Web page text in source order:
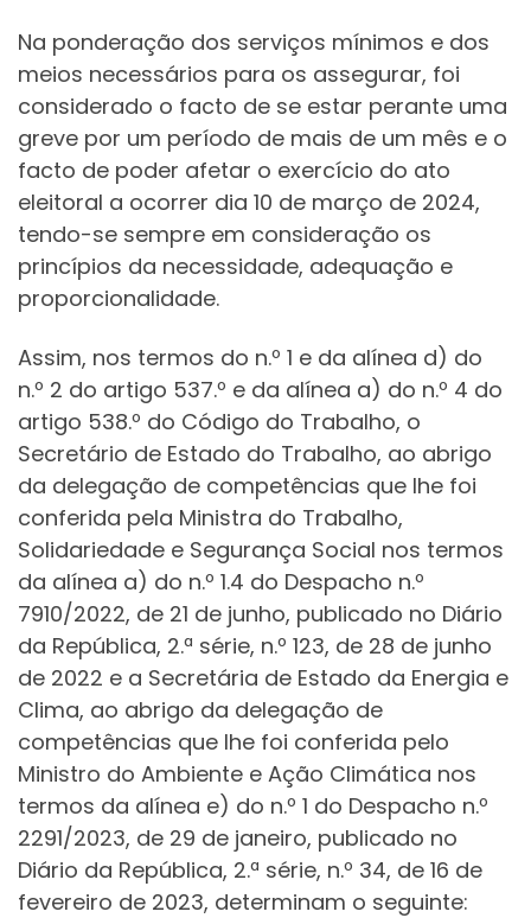
Na ponderação dos serviços mínimos e dos
meios necessários para os assegurar, foi
considerado o facto de se estar perante uma
greve por um período de mais de um mês e o
facto de poder afetar o exercício do ato
eleitoral a ocorrer dia 10 de março de 2024,
tendo-se sempre em consideração os
princípios da necessidade, adequação e
proporcionalidade.
Assim, nos termos do n.º 1 e da alínea d) do
n.º 2 do artigo 537.º e da alínea a) do n.º 4 do
artigo 538.º do Código do Trabalho, o
Secretário de Estado do Trabalho, ao abrigo
da delegação de competências que lhe foi
conferida pela Ministra do Trabalho,
Solidariedade e Segurança Social nos termos
da alínea a) do n.º 1.4 do Despacho n.º
7910/2022, de 21 de junho, publicado no Diário
da República, 2.ª série, n.º 123, de 28 de junho
de 2022 e a Secretária de Estado da Energia e
Clima, ao abrigo da delegação de
competências que lhe foi conferida pelo
Ministro do Ambiente e Ação Climática nos
termos da alínea e) do n.º 1 do Despacho n.º
2291/2023, de 29 de janeiro, publicado no
Diário da República, 2.ª série, n.º 34, de 16 de
fevereiro de 2023, determinam o seguinte: